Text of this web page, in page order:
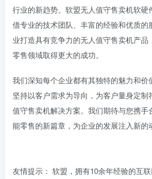
行业的新趋势。软盟无人值守售卖机软硬
借专业的技术团队、丰富的经验和优质的
业打造具有竞争力的无人值守售卖机产品
零售领域取得更大的成功。
我们深知每个企业都有其独特的魅力和价
坚持以客户需求为导向，为客户量身定制
值守售卖机解决方案。我们期待与您携手
能零售的新篇章，为企业的发展注入新的
友情提示： 软盟，拥有10余年经验的互